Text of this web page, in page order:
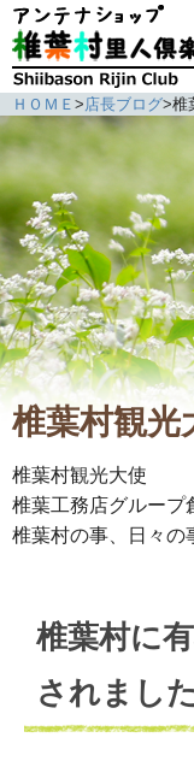
ＨＯＭＥ >店長ブログ>椎
椎葉村観光
椎葉村観光大使
椎葉工務店グルー
椎葉村の事、日々の
椎葉村に
されました